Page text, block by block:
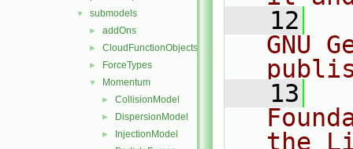
▼ submodels
► addOns
► CloudFunctionObjects
► ForceTypes
▼ Momentum
► CollisionModel
► DispersionModel
► InjectionModel
   12
GNU
   13
the